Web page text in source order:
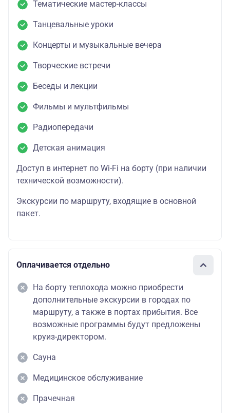
Тематические мастер-классы
Танцевальные уроки
Концерты и музыкальные вечера
Творческие встречи
Беседы и лекции
Фильмы и мультфильмы
Радиопередачи
Детская анимация
Доступ в интернет по Wi-Fi на борту (при наличии
технической возможности).
Экскурсии по маршруту, входящие в основной
пакет.
Оплачивается отдельно
На борту теплохода можно приобрести
дополнительные экскурсии в городах по
маршруту, а также в портах прибытия. Все
возможные программы будут предложены
круиз-директором.
Сауна
Медицинское обслуживание
Прачечная